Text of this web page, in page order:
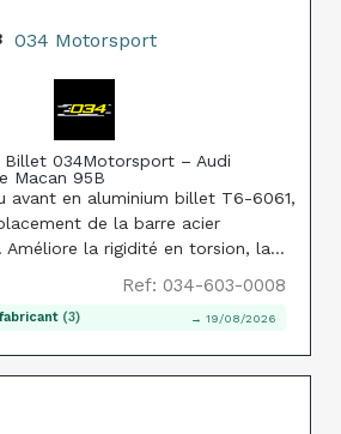
034 Motorsport
Billet 034Motorsport – Audi
Macan 95B
avant en aluminium billet T6-6061,
de la barre acier
Améliore la rigidité en torsion, la
Ref: 034-603-0008
(3) → 19/08/2026